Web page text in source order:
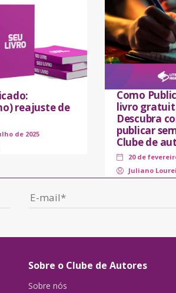
reajuste de
de 2025
Como
livro
Descubra
publicar
Clube de
20 de
Juliano
Sobre o Clube de Autores
Sobre nós